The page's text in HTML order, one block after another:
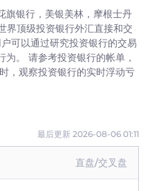
旗银行，美银美林，摩根士丹
顶级投资银行外汇直接和交
可以通过研究投资银行的交易
。 请参考投资银行的帐单，
，观察投资银行的实时浮动亏
最后更新 2026-08-06 01:11
直盘/交叉盘